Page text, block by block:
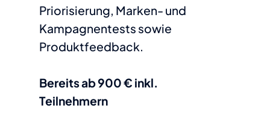
Priorisierung, Marken- und
Kampagnentests sowie
Produktfeedback.
Bereits ab 900 € inkl.
Teilnehmern